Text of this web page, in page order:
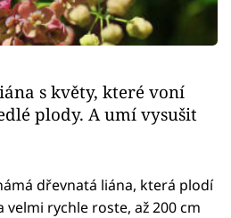
s květy, které voní
plody. A umí vysušit
dřevnatá liána, která plodí
velmi rychle roste, až 200 cm